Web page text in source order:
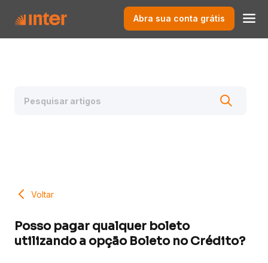
Abra sua conta grátis
Voltar
Posso pagar qualquer boleto
utilizando a opção Boleto no Crédito?